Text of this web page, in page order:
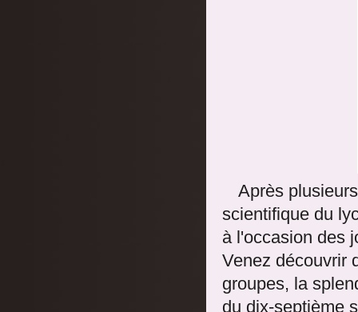
Après
scientifique du
à l'occasion des
Venez découvrir
groupes, la
du dix-septième